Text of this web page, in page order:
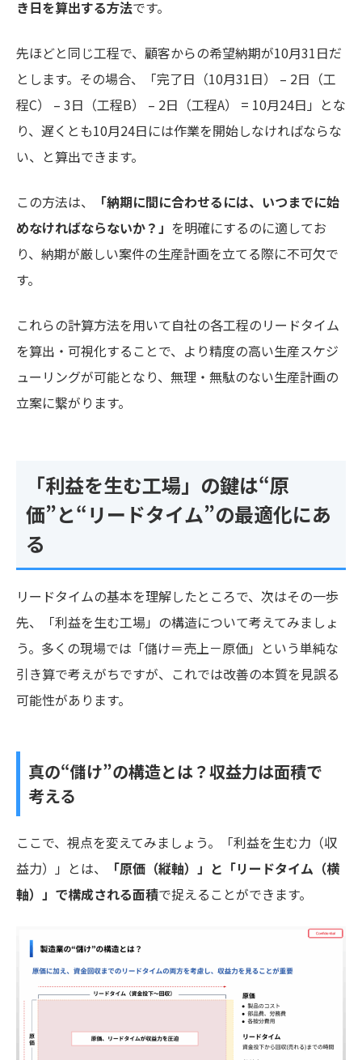
き日を算出する方法です。
先ほどと同じ工程で、顧客からの希望納期が10月31日だ
とします。その場合、「完了日（10月31日） – 2日（工
程C） – 3日（工程B） – 2日（工程A） = 10月24日」とな
り、遅くとも10月24日には作業を開始しなければならな
い、と算出できます。
この方法は、
「納期に間に合わせるには、いつまでに始
めなければならないか？」 を明確にするのに適してお
り、納期が厳しい案件の生産計画を立てる際に不可欠で
す。
これらの計算方法を用いて自社の各工程のリードタイム
を算出・可視化することで、より精度の高い生産スケジ
ューリングが可能となり、無理・無駄のない生産計画の
立案に繋がります。
「利益を生む工場」の鍵は“原
価”と“リードタイム”の最適化にあ
る
リードタイムの基本を理解したところで、次はその一歩
先、「利益を生む工場」の構造について考えてみましょ
う。多くの現場では「儲け＝売上－原価」という単純な
引き算で考えがちですが、これでは改善の本質を見誤る
可能性があります。
真の“儲け”の構造とは？収益力は面積で
考える
ここで、視点を変えてみましょう。「利益を生む力（収
益力）」とは、
「原価（縦軸）」と「リードタイム（横
軸）」で構成される面積で捉えることができます。